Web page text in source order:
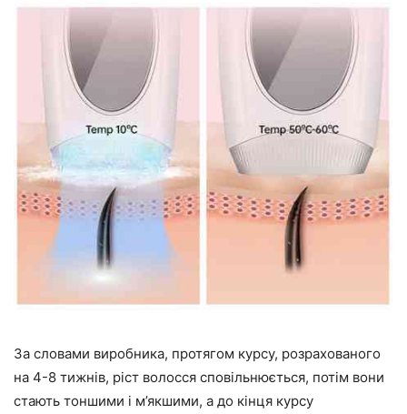
За словами виробника, протягом курсу, розрахованого
на 4-8 тижнів, ріст волосся сповільнюється, потім вони
стають тоншими і м’якшими, а до кінця курсу